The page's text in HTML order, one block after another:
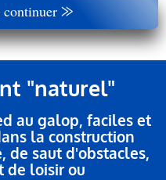
continuer ⨠
"naturel"
au galop, faciles et
la construction
de saut d'obstacles,
de loisir ou